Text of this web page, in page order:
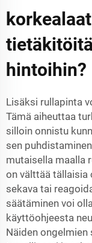
hintoihin?
Lisäksi rullapinta
Tämä aiheuttaa
silloin onnistu
sen
mutaisella maalla
on välttää tällaisia
sekava tai
säätäminen voi
käyttöohjeesta
Näiden ongelmien